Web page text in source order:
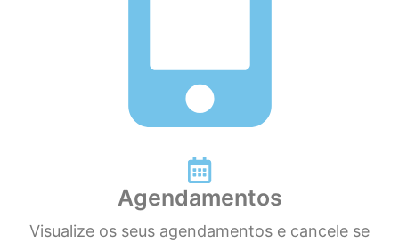
Agendamentos
Visualize os seus agendamentos e cancele se